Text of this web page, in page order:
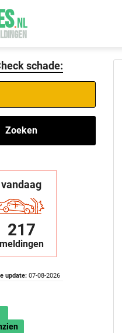
.NL
schade:
Zoeken
vandaag
217
meldingen
update:07-08-2026